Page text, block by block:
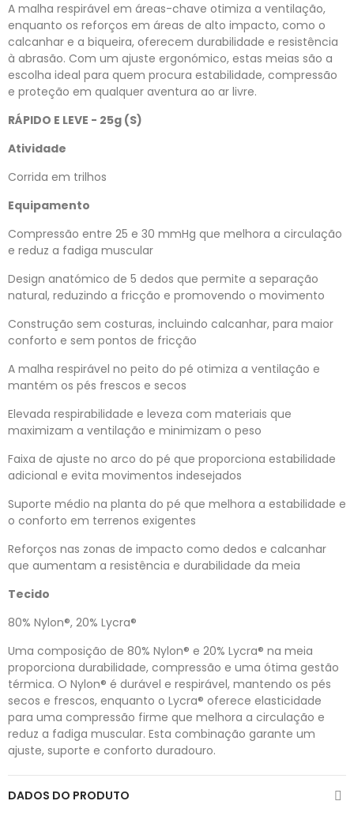
A malha respirável em áreas-chave otimiza a ventilação,
enquanto os reforços em áreas de alto impacto, como o
calcanhar e a biqueira, oferecem durabilidade e resistência
à abrasão. Com um ajuste ergonómico, estas meias são a
escolha ideal para quem procura estabilidade, compressão
e proteção em qualquer aventura ao ar livre.
RÁPIDO E LEVE - 25g (S)
Atividade
Corrida em trilhos
Equipamento
Compressão entre 25 e 30 mmHg que melhora a circulação
e reduz a fadiga muscular
Design anatómico de 5 dedos que permite a separação
natural, reduzindo a fricção e promovendo o movimento
Construção sem costuras, incluindo calcanhar, para maior
conforto e sem pontos de fricção
A malha respirável no peito do pé otimiza a ventilação e
mantém os pés frescos e secos
Elevada respirabilidade e leveza com materiais que
maximizam a ventilação e minimizam o peso
Faixa de ajuste no arco do pé que proporciona estabilidade
adicional e evita movimentos indesejados
Suporte médio na planta do pé que melhora a estabilidade e
o conforto em terrenos exigentes
Reforços nas zonas de impacto como dedos e calcanhar
que aumentam a resistência e durabilidade da meia
Tecido
80% Nylon®, 20% Lycra®
Uma composição de 80% Nylon® e 20% Lycra® na meia
proporciona durabilidade, compressão e uma ótima gestão
térmica. O Nylon® é durável e respirável, mantendo os pés
secos e frescos, enquanto o Lycra® oferece elasticidade
para uma compressão firme que melhora a circulação e
reduz a fadiga muscular. Esta combinação garante um
ajuste, suporte e conforto duradouro.
DADOS DO PRODUTO